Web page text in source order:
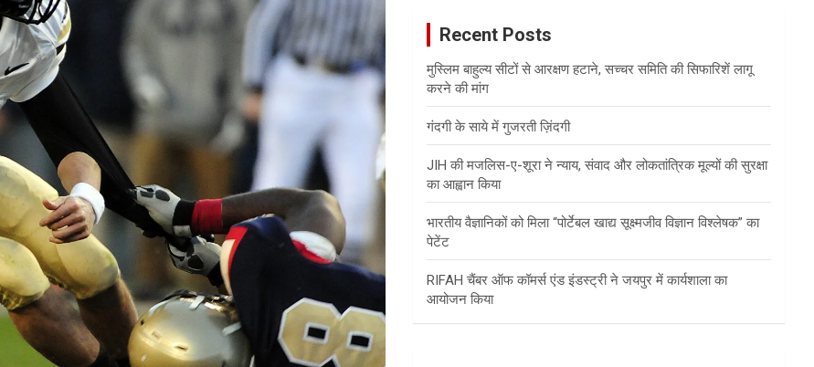
Recent Posts
मुस्लिम बाहुल्य सीटों से आरक्षण हटाने, सच्चर समिति की सिफारिशें लागू
करने की मांग
गंदगी के साये में गुजरती ज़िंदगी
JIH की मजलिस-ए-शूरा ने न्याय, संवाद और लोकतांत्रिक मूल्यों की सुरक्षा
का आह्वान किया
भारतीय वैज्ञानिकों को मिला “पोर्टेबल खाद्य सूक्ष्मजीव विज्ञान विश्लेषक” का
पेटेंट
RIFAH चैंबर ऑफ कॉमर्स एंड इंडस्ट्री ने जयपुर में कार्यशाला का
आयोजन किया